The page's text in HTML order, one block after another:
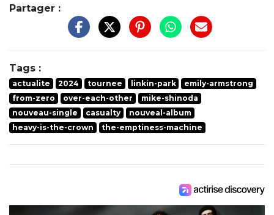
Partager :
Tags :
actualite 2024 tournee linkin-park
emily-armstrong
from-zero
over-each-other
mike-shinoda
nouveau-single
casualty
nouveal-album
heavy-is-the-crown
the-emptiness-machine